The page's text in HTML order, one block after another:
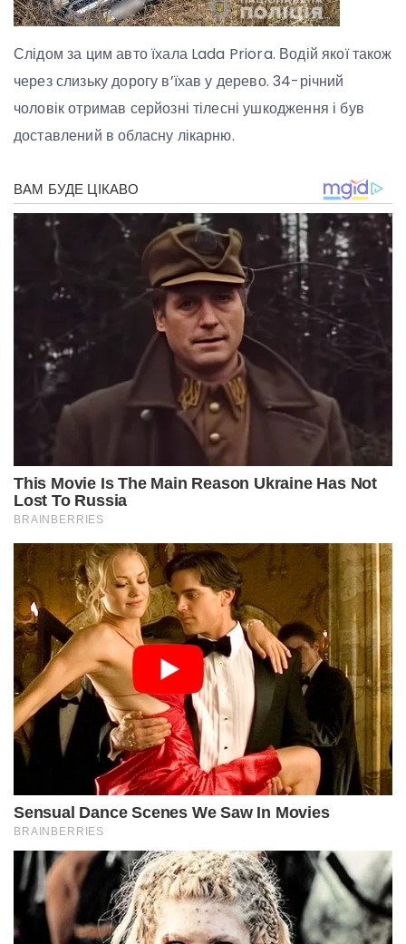
Слідом за цим авто їхала Lada Priora. Водій якої також
через слизьку дорогу в’їхав у дерево. 34-річний
чоловік отримав серйозні тілесні ушкодження і був
доставлений в обласну лікарню.